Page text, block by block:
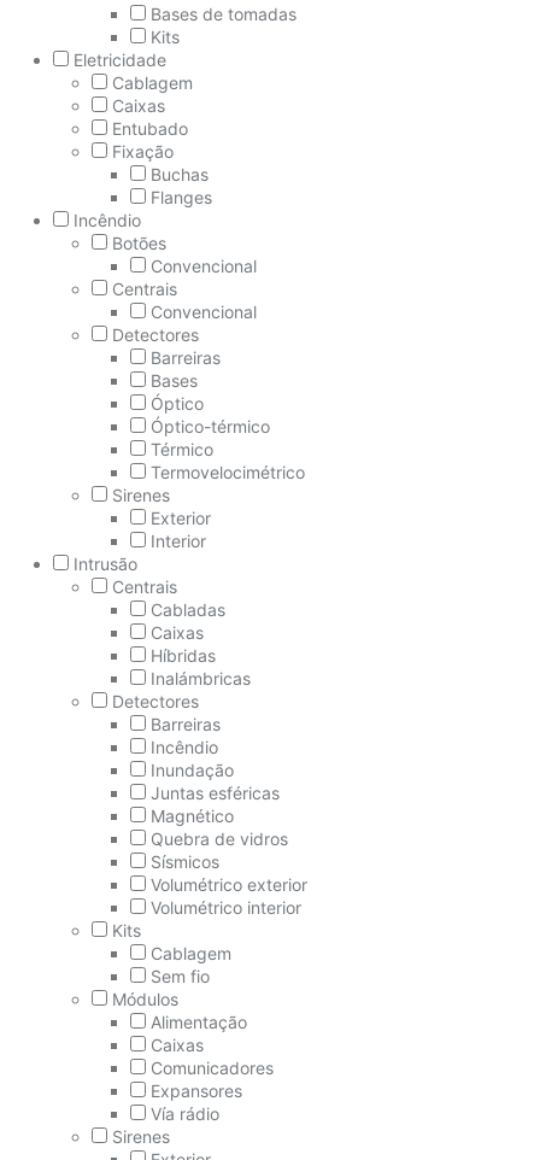
Bases de tomadas
Kits
Eletricidade
Cablagem
Caixas
Entubado
Fixação
Buchas
Flanges
Incêndio
Botões
Convencional
Centrais
Convencional
Detectores
Barreiras
Bases
Óptico
Óptico-térmico
Térmico
Termovelocimétrico
Sirenes
Exterior
Interior
Intrusão
Centrais
Cabladas
Caixas
Híbridas
Inalámbricas
Detectores
Barreiras
Incêndio
Inundação
Juntas esféricas
Magnético
Quebra de vidros
Sísmicos
Volumétrico exterior
Volumétrico interior
Kits
Cablagem
Sem fio
Módulos
Alimentação
Caixas
Comunicadores
Expansores
Vía rádio
Sirenes